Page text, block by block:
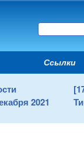
Поиск
Ссылки
2021